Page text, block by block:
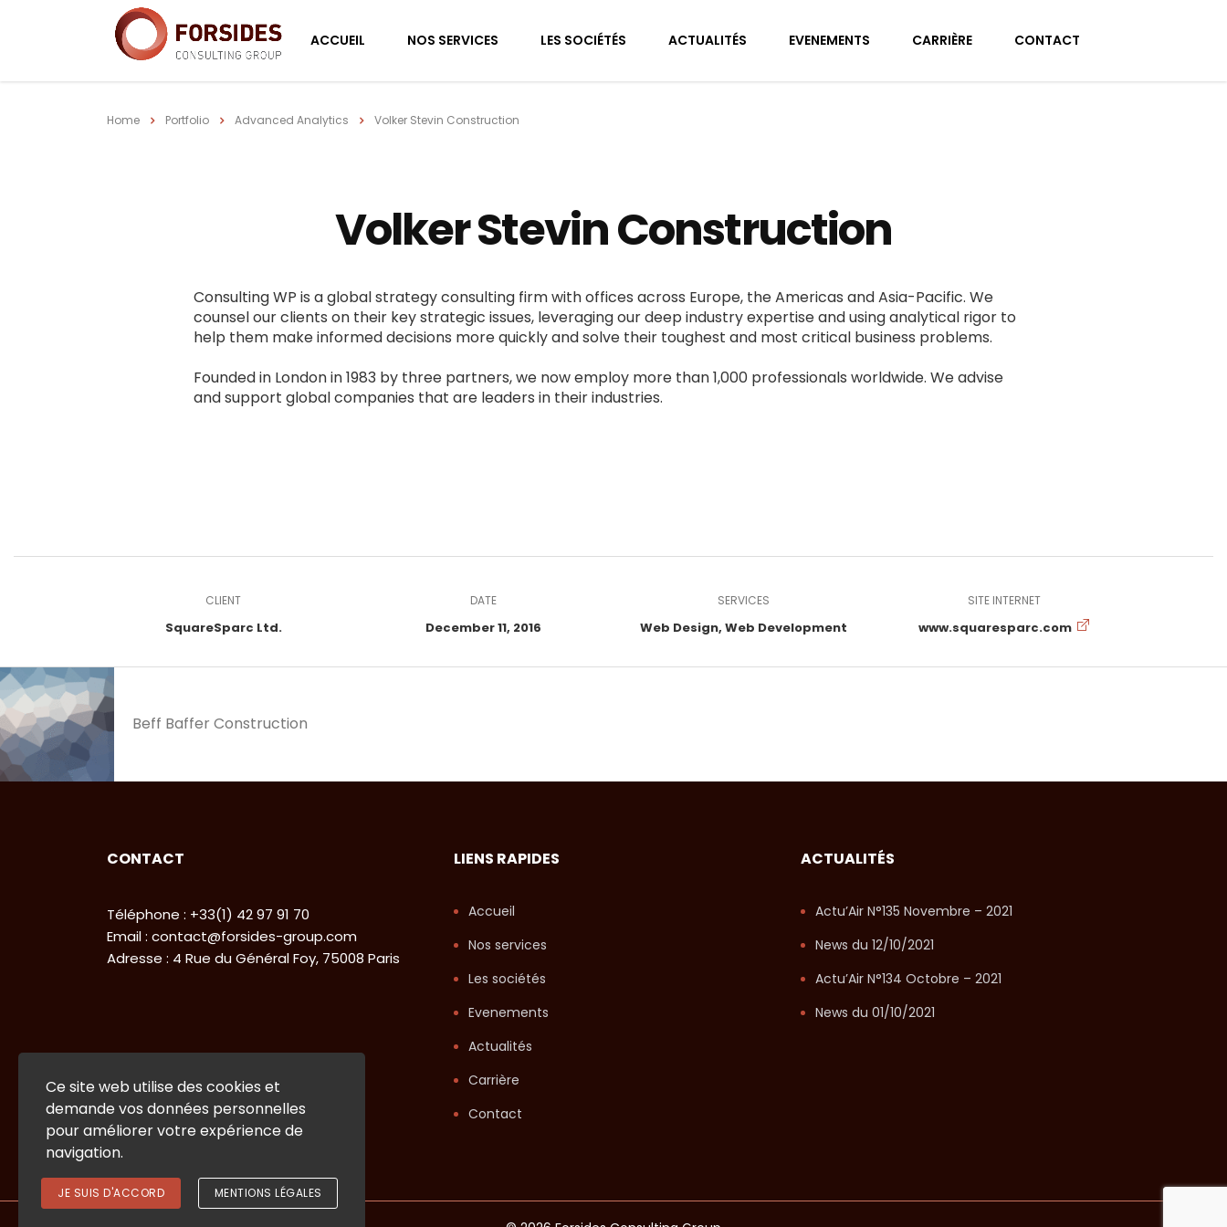
ACCUEIL NOS SERVICES LES SOCIÉTÉS ACTUALITÉS EVENEMENTS CARRIÈRE CONTACT
Home Portfolio Advanced Analytics Volker Stevin Construction
Volker Stevin Construction
Consulting WP is a global strategy consulting firm with offices across Europe, the Americas and Asia-Pacific. We
counsel our clients on their key strategic issues, leveraging our deep industry expertise and using analytical rigor to
help them make informed decisions more quickly and solve their toughest and most critical business problems.
Founded in London in 1983 by three partners, we now employ more than 1,000 professionals worldwide. We advise
and support global companies that are leaders in their industries.
CLIENT
SquareSparc Ltd.
DATE
December 11, 2016
SERVICES
Web Design, Web Development
SITE INTERNET
www.squaresparc.com
Beff Baffer Construction
CONTACT
Téléphone : +33(1) 42 97 91 70
Email : contact@forsides-group.com
Adresse : 4 Rue du Général Foy, 75008 Paris
LIENS RAPIDES
Accueil
Nos services
Les sociétés
Evenements
Actualités
Carrière
Contact
ACTUALITÉS
Actu’Air N°135 Novembre – 2021
News du 12/10/2021
Actu’Air N°134 Octobre – 2021
News du 01/10/2021
Ce site web utilise des cookies et
demande vos données personnelles
pour améliorer votre expérience de
navigation.
JE SUIS D'ACCORD MENTIONS LÉGALES